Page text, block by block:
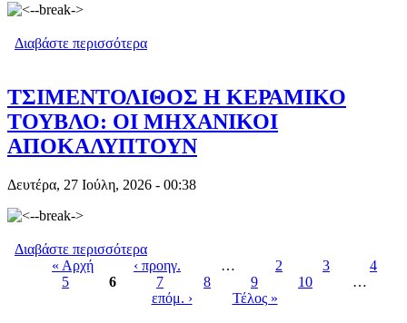
Διαβάστε περισσότερα
ΤΣΙΜΕΝΤΟΛΙΘΟΣ Η ΚΕΡΑΜΙΚΟ
ΤΟΥΒΛΟ: OI ΜΗΧΑΝΙΚΟΙ
ΑΠΟΚΑΛΥΠΤΟΥΝ
Δευτέρα, 27 Ιούλη, 2026 - 00:38
Διαβάστε περισσότερα
ΤΟΥΒΛΟ: OI ΜΗΧΑΝΙΚΟΙ
ΑΠΟΚΑΛΥΠΤΟΥΝ
« Αρχή ‹ προηγ. … 2 3
4
5
6 7 8 9 10
…
επόμ. ›
Τέλος »